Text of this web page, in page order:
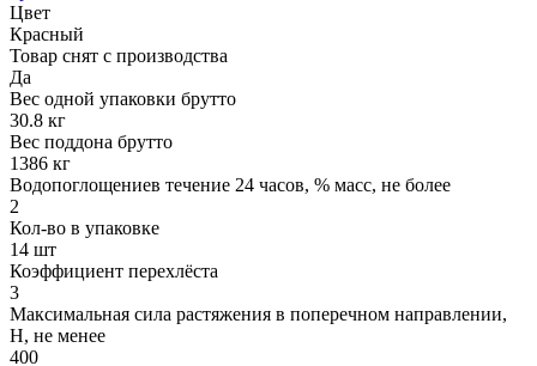
Цвет
Красный
Товар снят с производства
Да
Вес одной упаковки брутто
30.8 кг
Вес поддона брутто
1386 кг
Водопоглощениев течение 24 часов, % масс, не более
2
Кол-во в упаковке
14 шт
Коэффициент перехлёста
3
Максимальная сила растяжения в поперечном направлении,
Н, не менее
400